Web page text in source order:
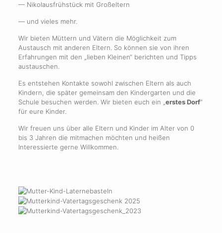
— Nikolausfrühstück mit Großeltern
— und vieles mehr.
Wir bieten Müttern und Vätern die Möglichkeit zum
Austausch mit anderen Eltern. So können sie von ihren
Erfahrungen mit den „lieben Kleinen“ berichten und Tipps
austauschen.
Es entstehen Kontakte sowohl zwischen Eltern als auch
Kindern, die später gemeinsam den Kindergarten und die
Schule besuchen werden. Wir bieten euch ein „ erstes Dorf“
für eure Kinder.
Wir freuen uns über alle Eltern und Kinder im Alter von 0
bis 3 Jahren die mitmachen möchten und heißen
Interessierte gerne Willkommen.